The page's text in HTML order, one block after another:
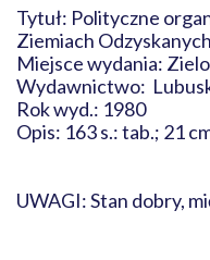
Tytuł: Polityczne
Ziemiach
Miejsce wydania:
Wydawnictwo:
Rok wyd.: 1980
Opis: 163 s.: tab.; 21
UWAGI: Stan dobry,